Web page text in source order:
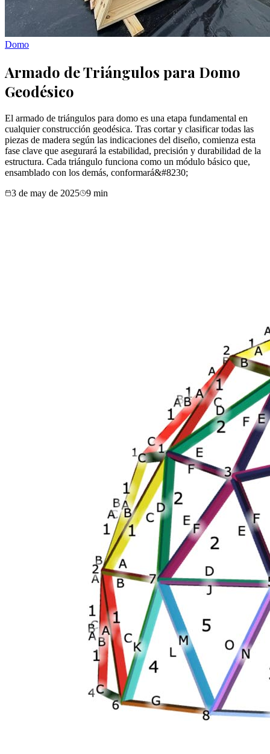
Domo
Armado de Triángulos para Domo
Geodésico
El armado de triángulos para domo es una etapa fundamental en
cualquier construcción geodésica. Tras cortar y clasificar todas las
piezas de madera según las indicaciones del diseño, comienza esta
fase clave que asegurará la estabilidad, precisión y durabilidad de la
estructura. Cada triángulo funciona como un módulo básico que,
ensamblado con los demás, conformará&#8230;
3 de may de 2025
9 min